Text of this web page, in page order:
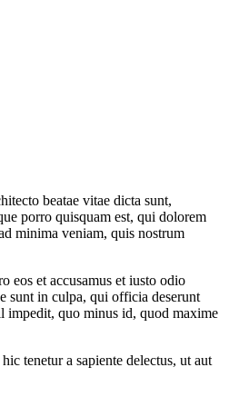
beatae vitae dicta sunt,
porro quisquam est, qui dolorem
minima veniam, quis nostrum
eos et accusamus et iusto odio
sunt in culpa, qui officia deserunt
impedit, quo minus id, quod maxime
tenetur a sapiente delectus, ut aut